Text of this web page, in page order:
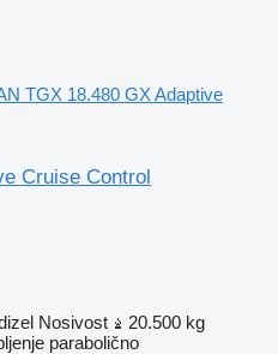
TGX 18.480 GX Adaptive
Cruise Control
Nosivost
20.500 kg
parabolično